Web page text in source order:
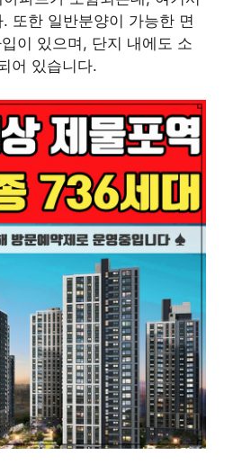
또한 일반분양이 가능한 면
이 있으며, 단지 내에도 소
어 있습니다.